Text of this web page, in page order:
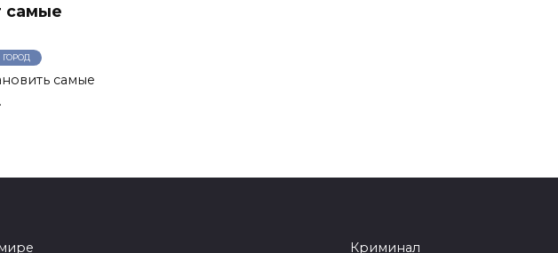
самые
ГОРОД
самые
Криминал